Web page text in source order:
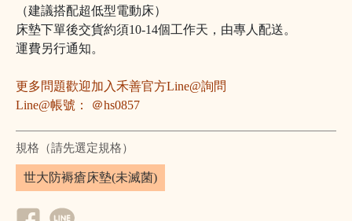
（建議搭配超低型電動床）
床墊下單後交貨約須10-14個工作天，由專人配送。
運費另行通知。
更多問題歡迎加入禾善官方Line@詢問
Line@帳號： ＠hs0857
規格（請先選定規格）
世大防褥瘡床墊(未滅菌)